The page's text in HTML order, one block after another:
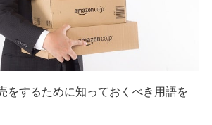
をするために知っておくべき用語を